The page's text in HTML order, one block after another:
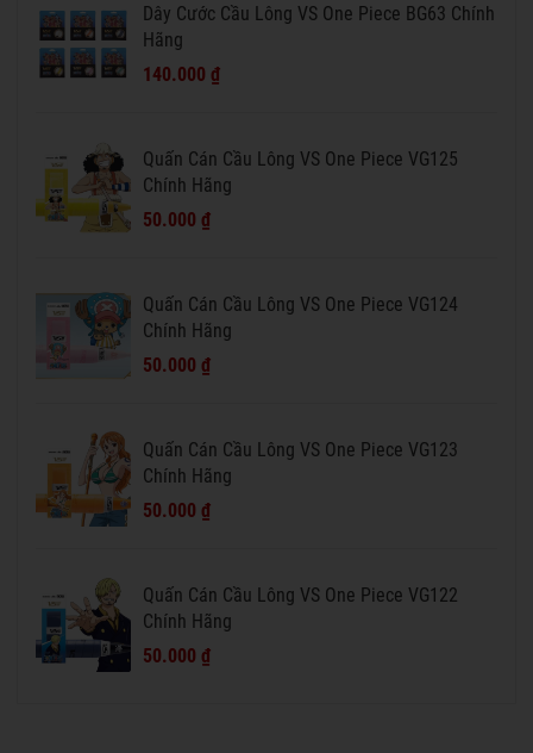
Dây Cước Cầu Lông VS One Piece BG63 Chính
Hãng
140.000 ₫
Quấn Cán Cầu Lông VS One Piece VG125
Chính Hãng
50.000 ₫
Quấn Cán Cầu Lông VS One Piece VG124
Chính Hãng
50.000 ₫
Quấn Cán Cầu Lông VS One Piece VG123
Chính Hãng
50.000 ₫
Quấn Cán Cầu Lông VS One Piece VG122
Chính Hãng
50.000 ₫